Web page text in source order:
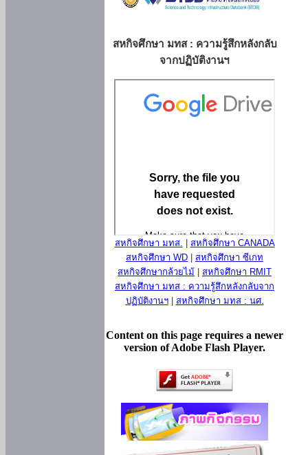
สหกิจศึกษา มทส : ความรู้สึกหลังกลับ
จากปฏิบัติงานฯ
สหกิจศึกษา มทส.
สหกิจศึกษา CANADA
สหกิจศึกษา WD
สหกิจศึกษา ซีเกท
สหกิจศึกษากล้วยไม้
สหกิจศึกษา RMIT
สหกิจศึกษา มทส : ความรู้สึกหลังกลับจาก
ปฏิบัติงานฯ| สหกิจศึกษา มทส : นศ.
Content on this page requires a newer
version of Adobe Flash Player.